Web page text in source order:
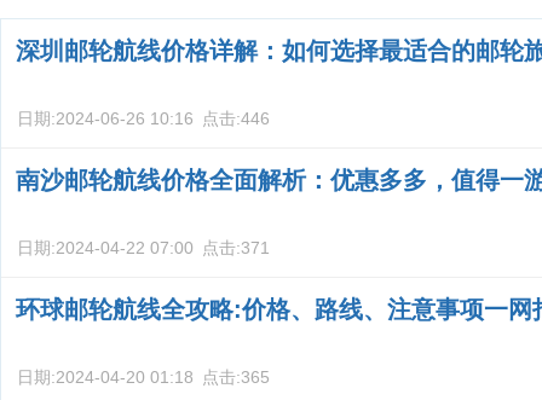
穿越历史与
深圳邮轮航线价格详解：如何选择最适合的邮轮
日期:2024-06-26 10:16 点击:446
南沙邮轮航线价格全面解析：优惠多多，值得一
日期:2024-04-22 07:00 点击:371
环球邮轮航线全攻略:价格、路线、注意事项一网
日期:2024-04-20 01:18 点击:365